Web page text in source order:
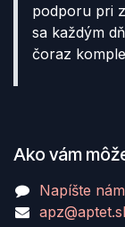
podporu pri
sa každým
čoraz
Ako vám
Napíšte nám